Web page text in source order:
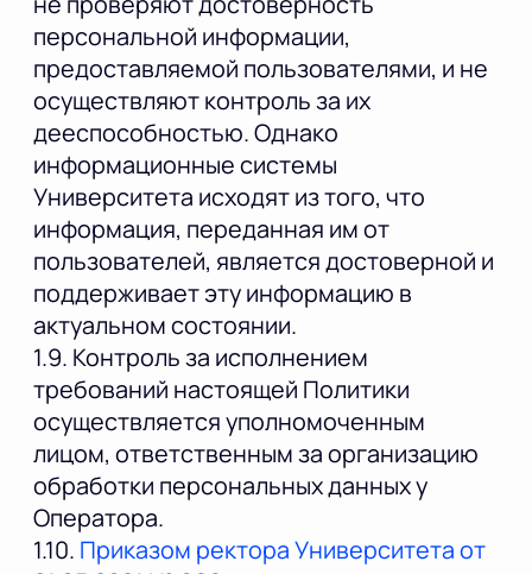
персональной информации,
предоставляемой пользователями, и не
осуществляют контроль за их
дееспособностью. Однако
информационные системы
Университета исходят из того, что
информация, переданная им от
пользователей, является достоверной и
поддерживает эту информацию в
актуальном состоянии.
1.9. Контроль за исполнением
требований настоящей Политики
осуществляется уполномоченным
лицом, ответственным за организацию
обработки персональных данных у
Оператора.
1.10. Приказом ректора Университета от